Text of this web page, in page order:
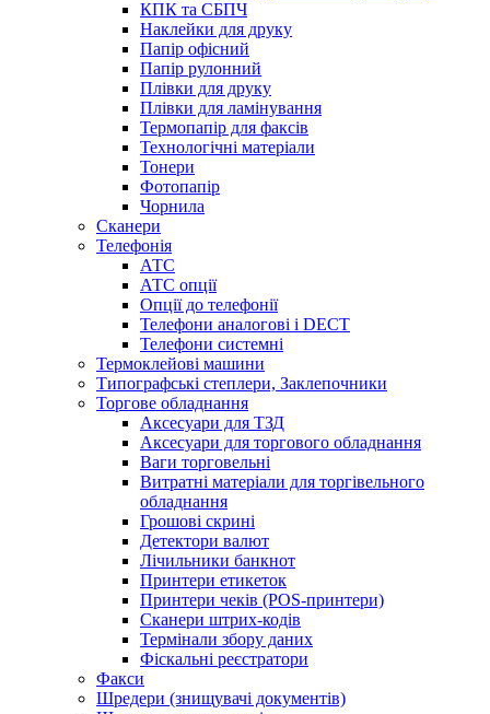
КПК та СБПЧ
Наклейки для друку
Папір офісний
Папір рулонний
Плівки для друку
Плівки для ламінування
Термопапір для факсів
Технологічні матеріали
Тонери
Фотопапір
Чорнила
Сканери
Телефонія
АТС
АТС опції
Опції до телефонії
Телефони аналогові і DECT
Телефони системні
Термоклейові машини
Типографські степлери, Заклепочники
Торгове обладнання
Аксесуари для ТЗД
Аксесуари для торгового обладнання
Ваги торговельні
Витратні матеріали для торгівельного
обладнання
Грошові скрині
Детектори валют
Лічильники банкнот
Принтери етикеток
Принтери чеків (POS-принтери)
Сканери штрих-кодів
Термінали збору даних
Фіскальні реєстратори
Факси
Шредери (знищувачі документів)